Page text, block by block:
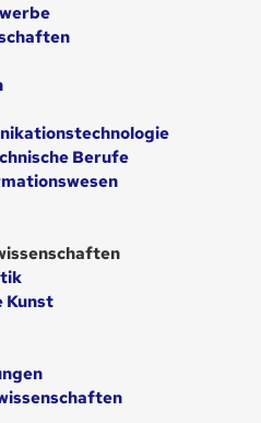
Berufe
Kunst